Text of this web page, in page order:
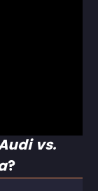
vs.
?